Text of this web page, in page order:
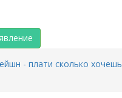
- плати сколько хочешь